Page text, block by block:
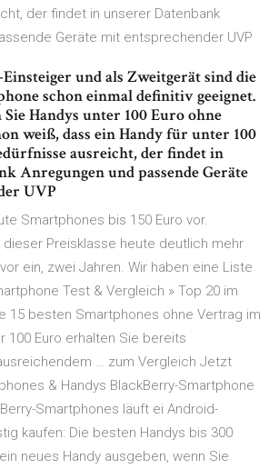
der findet in unserer Datenbank
Geräte mit entsprechender UVP
und als Zweitgerät sind die
schon einmal definitiv geeignet.
Handys unter 100 Euro ohne
weiß, dass ein Handy für unter 100
ausreicht, der findet in
Anregungen und passende Geräte
UVP
Smartphones bis 150 Euro vor.
dieser Preisklasse heute deutlich mehr
ein, zwei Jahren. Wir haben eine Liste
Test & Vergleich » Top 20 im
15 besten Smartphones ohne Vertrag im
100 Euro erhalten Sie bereits
… zum Vergleich Jetzt
& Handys BlackBerry-Smartphone
Smartphones läuft ei Android-
kaufen: Die besten Handys bis 300
neues Handy ausgeben, wenn Sie